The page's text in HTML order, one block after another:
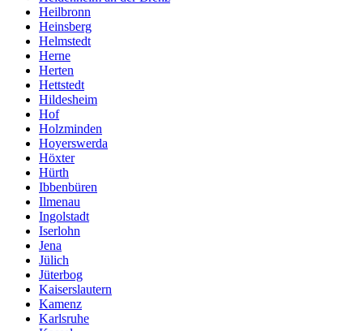
Heilbronn
Heinsberg
Helmstedt
Herne
Herten
Hettstedt
Hildesheim
Hof
Holzminden
Hoyerswerda
Höxter
Hürth
Ibbenbüren
Ilmenau
Ingolstadt
Iserlohn
Jena
Jülich
Jüterbog
Kaiserslautern
Kamenz
Karlsruhe